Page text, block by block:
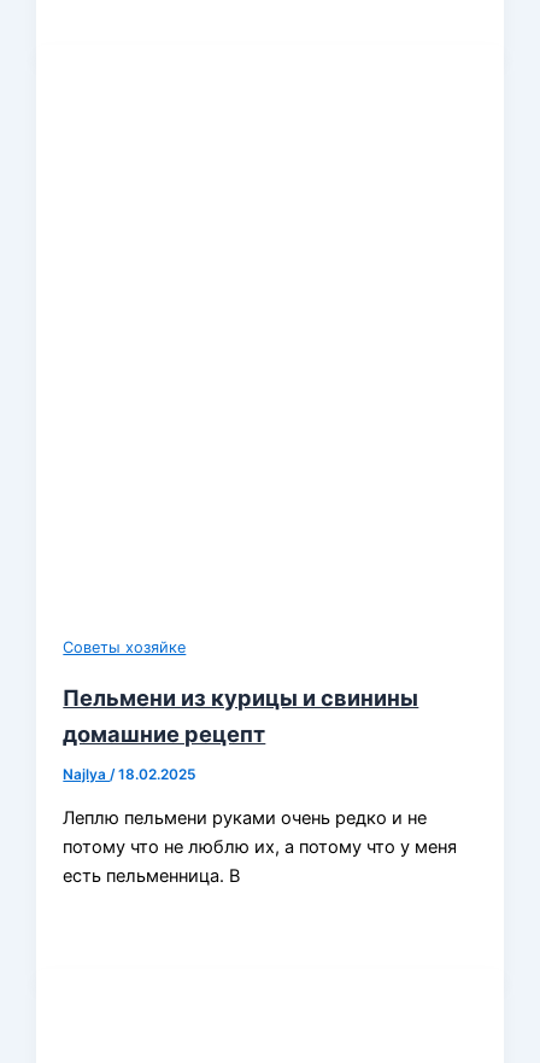
Советы хозяйке
Пельмени из курицы и свинины
домашние рецепт
Najlya/18.02.2025
Леплю пельмени руками очень редко и не
потому что не люблю их, а потому что у меня
есть пельменница. В